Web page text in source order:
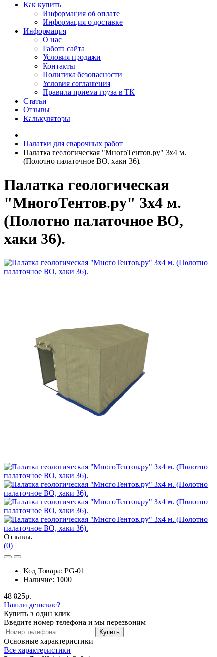
Как купить
Информация об оплате
Информация о доставке
Информация
О нас
Работа сайта
Условия продажи
Контакты
Политика безопасности
Условия соглашения
Правила приема груза в ТК
Статьи
Отзывы
Калькуляторы
Палатки для сварочных работ
Палатка геологическая "МногоТентов.ру" 3х4 м.
(Полотно палаточное ВО, хаки 36).
Палатка геологическая
"МногоТентов.ру" 3х4 м.
(Полотно палаточное ВО,
хаки 36).
Отзывы:
(0)
Код Товара: PG-01
Наличие: 1000
48 825р.
Нашли дешевле?
Купить в один клик
Введите номер телефона и мы перезвоним
Купить
Основные характеристики
Все характеристики